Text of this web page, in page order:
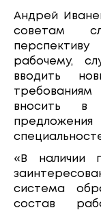
Андрей
советам
рабочему,
вводить
вносить в
«В наличии
система
состав